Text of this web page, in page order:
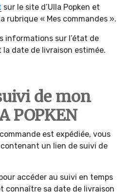
sur le site d’Ulla Popken et
rubrique « Mes commandes ».
informations sur l’état de
date de livraison estimée.
de mon
POPKEN
est expédiée, vous
un lien de suivi de
accéder au suivi en temps
connaître sa date de livraison